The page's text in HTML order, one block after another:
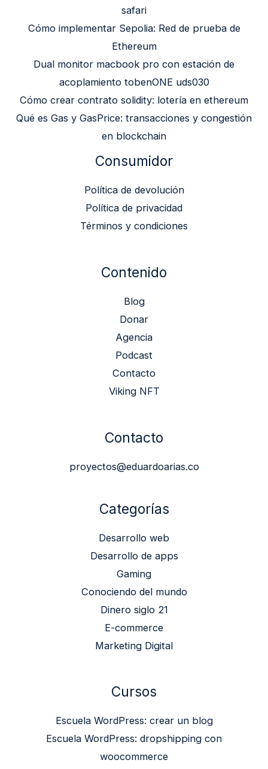
safari
Cómo implementar Sepolia: Red de prueba de
Ethereum
Dual monitor macbook pro con estación de
acoplamiento tobenONE uds030
Cómo crear contrato solidity: lotería en ethereum
Qué es Gas y GasPrice: transacciones y congestión
en blockchain
Consumidor
Política de devolución
Política de privacidad
Términos y condiciones
Contenido
Blog
Donar
Agencia
Podcast
Contacto
Viking NFT
Contacto
proyectos@eduardoarias.co
Categorías
Desarrollo web
Desarrollo de apps
Gaming
Conociendo del mundo
Dinero siglo 21
E-commerce
Marketing Digital
Cursos
Escuela WordPress: crear un blog
Escuela WordPress: dropshipping con
woocommerce